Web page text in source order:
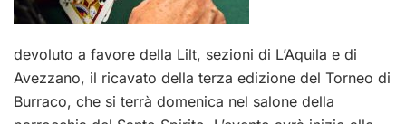
devoluto a favore della Lilt, sezioni di L’Aquila e di
Avezzano, il ricavato della terza edizione del Torneo di
Burraco, che si terrà domenica nel salone della